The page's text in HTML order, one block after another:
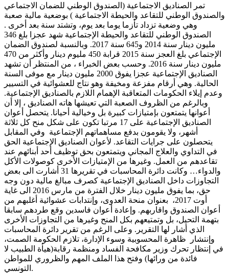
تمر الصناديق الاجتماعية (الصندوق الوطني للضمان الاجتماعي
والصندوق الوطني للتقاعد والحيطة الاجتماعية ) بوضعية مالية صعبة
وهي وضعية تزداد تأزما يوما بعد يوم، وتشتد سنة بعد أخرى .
الصندوق الوطني للتقاعد والحيطة الإجتماعية شهد عجزا بلغ 346
مليون دينار سنة 2014 و645 سنة 2017. وبالنسبة لصندوق الضمان
الإجتماعي بلغ العجز سنة 2015 قرابة 450 مليوم دينار وأكثر من 470
مليون دينار سنة 2016. وحسب بعض الخبراء ، من المنتظر أن تشهد
الصناديق الإجتماعية عجزا يفوق 2000 مليون دينار مع موفى السنة
الحالية. وهي أرقام مفزعة ومخيفة وهو نتاج للعشوائية في التسيير
وعدم إيلاء الحكومات المتعاقبة الإهمام اللازم بالصناديق الإجتماعية.
وبالرغم من الظروف الصعبة التي تعيشها هاته الصناديق ، إلا أن
أعوانها يتمتعون بإمتيازات كبيرة بل وخيالية أحيانا. يتحصل أعوان
الصناديق الإجتماعية على 17 مرتبا تكون على شكل منح كل ثلاثة
أشهر، ولا يقومون بدفع مساهماتهم الإجتماعية وفي المقابل
يتحصلون على جرايات التقاعد. لأعوان الصناديق الإجتماعية الحق
في التداوي والعلاج المجاني ويتمتعون بحق توظيف أحد أبنائهم عند
تقاعدهم من العمل. وغيرها من الإمتيازات الأخرى كوصولات الأكل
والدواء… وكانت دائرة المحاسبات في تقريرها 31 أشارت الى بعض
التجاوزات داخل الصناديق الإجتماعية كصرف مبالغ مالية دون وجه
حق، بما يفوق مليون دينار خلال الفترة من مارس 2016 الى غاية
أوت 2017، بعنوان منحة العدوى، وإنتدابات عشوائية أغلبهم من
أعوان الصندوق واقاربهم. وإعادة أعوان فاسدين وقع طردهم سابقا
بتهمة التحيل، بل وتمتيعهم بكل المنح وغيرها من التجاوزات الأخرى
الذي أشار لها التقرير. وعلى الرغم من تقرير دائرة المحاسبات
وإنتشار ظاهرة المحسوبية وسوء الإدارة، تلازم الحكومة الصمت،
في إنتظار تحرك وزير مكافحة الفساد ومنظمة رقابة(هيأة الطبيب لا
فائدة من ورائها) وفتح هذا الملف المهم والظروري للمواطن
التونسي.